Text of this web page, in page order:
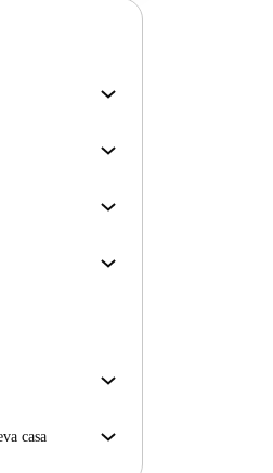
la
y servicios
de seguridad y
Spotahome A) te
casa